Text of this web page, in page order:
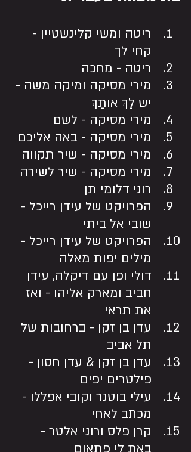
ריטה ומשי קלינשטיין -
קחי לך
ריטה - מחכה
מירי מסיקה ומיקה משה -
יש לַךְ אותַךְ
מירי מסיקה - לשם
מירי מסיקה - באה אליכם
מירי מסיקה - שיר תקווה
מירי מסיקה - שיר לשירה
רוני דלומי תן
הפרויקט של עידן רייכל -
שובי אל ביתי
הפרויקט של עידן רייכל -
מילים יפות מאלה
דולי ופן עם דיקלה, עידן
חביב ומארק אליהו - ואז
את תראי
עדן בן זקן - ברחובות של
תל אביב
עדן בן זקן & עדן חסון -
פילטרים יפים
עילי בוטנר וקובי אפללו -
מכתב לאחי
קרן פלס ורוני אלטר -